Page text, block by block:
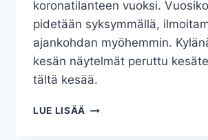
koronatilanteen vuoksi.
pidetään syksymmällä,
ajankohdan myöhemmin.
kesän näytelmät peruttu
tältä kesää.
LUE LISÄÄ KYLÄYHDISTYS